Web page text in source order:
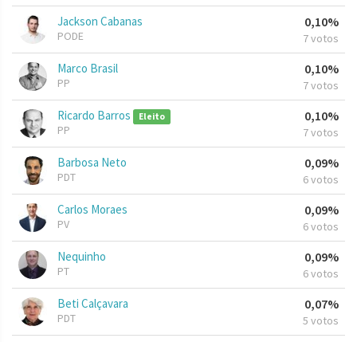
Jackson Cabanas
PODE
0,10%
7 votos
Marco Brasil
PP
0,10%
7 votos
Ricardo Barros Eleito
PP
0,10%
7 votos
Barbosa Neto
PDT
0,09%
6 votos
Carlos Moraes
PV
0,09%
6 votos
Nequinho
PT
0,09%
6 votos
Beti Calçavara
PDT
0,07%
5 votos